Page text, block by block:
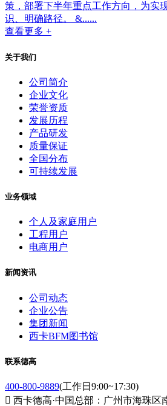
策，部署下半年重点工作方向，为实
识、明确路径。 &......
查看更多 +
关于我们
公司简介
企业文化
荣誉资质
发展历程
产品研发
质量保证
全国分布
可持续发展
业务领域
个人及家庭用户
工程用户
电商用户
新闻资讯
公司动态
企业公告
集团新闻
西卡BFM图书馆
联系德高
400-800-9889(工作日9:00~17:30)
 西卡德高·中国总部：广州市海珠区